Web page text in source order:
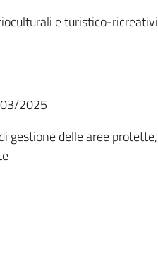
e turistico-ricreativi
2025
gestione delle aree protette,